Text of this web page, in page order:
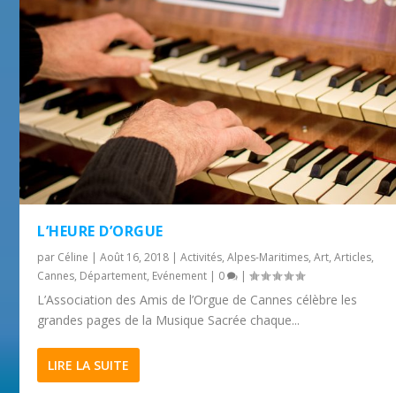
L’HEURE D’ORGUE
par Céline |Août 16, 2018 |Activités,Alpes-Maritimes,Art,Articles,
Cannes, Département, Evénement | 0 |
L’Association des Amis de l’Orgue de Cannes célèbre les
grandes pages de la Musique Sacrée chaque...
LIRE LA SUITE